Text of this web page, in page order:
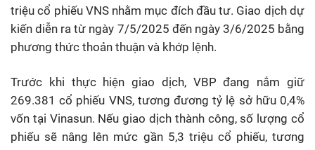
triệu cổ phiếu VNS nhằm mục đích đầu tư. Giao dịch dự
kiến diễn ra từ ngày 7/5/2025 đến ngày 3/6/2025 bằng
phương thức thoản thuận và khớp lệnh.
Trước khi thực hiện giao dịch, VBP đang nắm giữ
269.381 cổ phiếu VNS, tương đương tỷ lệ sở hữu 0,4%
vốn tại Vinasun. Nếu giao dịch thành công, số lượng cổ
phiếu sẽ nâng lên mức gần 5,3 triệu cổ phiếu, tương